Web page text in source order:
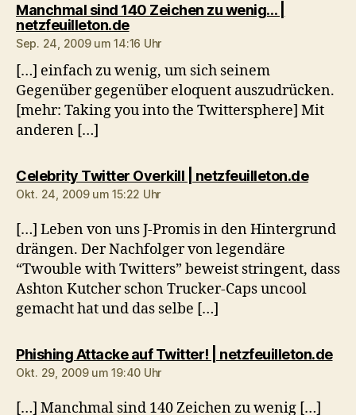
Manchmal sind 140 Zeichen zu wenig… |
netzfeuilleton.desagt:
Sep. 24, 2009 um 14:16 Uhr
[…] einfach zu wenig, um sich seinem
Gegenüber gegenüber eloquent auszudrücken.
[mehr: Taking you into the Twittersphere] Mit
anderen […]
Celebrity Twitter Overkill | netzfeuilleton.desagt:
Okt. 24, 2009 um 15:22 Uhr
[…] Leben von uns J-Promis in den Hintergrund
drängen. Der Nachfolger von legendäre
“Twouble with Twitters” beweist stringent, dass
Ashton Kutcher schon Trucker-Caps uncool
gemacht hat und das selbe […]
Phishing Attacke auf Twitter! | netzfeuilleton.de
Okt. 29, 2009 um 19:40 Uhr
[…] Manchmal sind 140 Zeichen zu wenig […]